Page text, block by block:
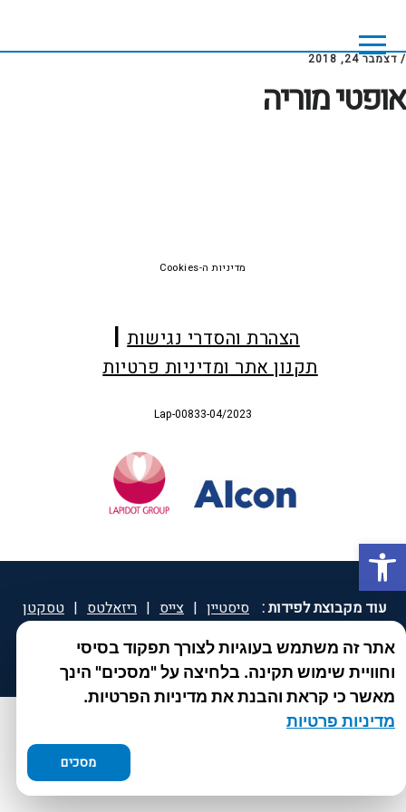
פתח סרגל נגישות
main
content
footer
/ דצמבר 24, 2018
אופטי מוריה
הצהרת והסדרי נגישות
תקנון אתר ומדיניות פרטיות
Lap-00833-04/2023
מדיניות ה-Cookies
אתר זה משתמש בעוגיות לצורך תפקוד בסיסי
וחוויית שימוש תקינה. בלחיצה על "מסכים" הינך
מאשר כי קראת והבנת את מדיניות הפרטיות.
מדיניות פרטיות
מסכים
עוד מקבוצת לפידות : סיסטיין | צייס | ריזאלטס | טסקטן
| ספאטון | ספיד גרון | יוטיפרו פלוס | קוקידנט |
DROPsept ®